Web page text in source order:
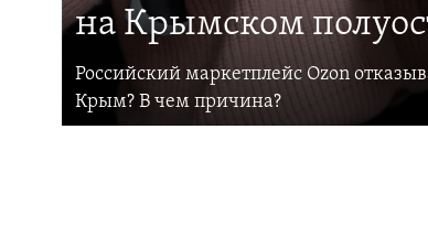
на Крымском
Российский маркетплейс Ozon
Крым? В чем причина?